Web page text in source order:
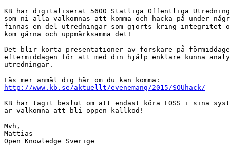
KB har digitaliserat 5600 Statliga Offentliga
som ni alla välkomnas att komma och hacka på under
finnas en del utredningar som gjorts kring integritet
kom gärna och uppmärksamma det!
Det blir korta presentationer av forskare på
eftermiddagen för att med din hjälp enklare kunna
utredningar.
http://www.kb.se/aktuellt/evenemang/2015/SOUhack/
KB har tagit beslut om att endast köra FOSS i sina
är välkomna att bli öppen källkod!
Mvh,
Mattias